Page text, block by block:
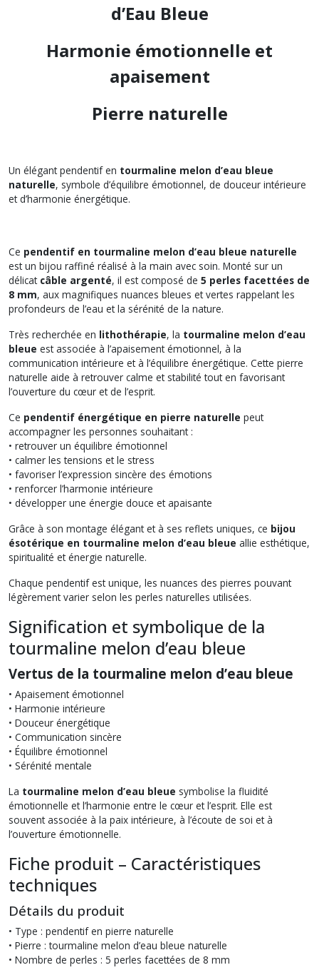
d’Eau Bleue
Harmonie émotionnelle et
apaisement
Pierre naturelle
Un élégant pendentif en tourmaline melon d’eau bleue
naturelle, symbole d’équilibre émotionnel, de douceur intérieure
et d’harmonie énergétique.
Ce pendentif en tourmaline melon d’eau bleue naturelle
est un bijou raffiné réalisé à la main avec soin. Monté sur un
délicat câble argenté, il est composé de 5 perles facettées de
8 mm, aux magnifiques nuances bleues et vertes rappelant les
profondeurs de l’eau et la sérénité de la nature.
Très recherchée en lithothérapie, la tourmaline melon d’eau
bleue est associée à l’apaisement émotionnel, à la
communication intérieure et à l’équilibre énergétique. Cette pierre
naturelle aide à retrouver calme et stabilité tout en favorisant
l’ouverture du cœur et de l’esprit.
Ce pendentif énergétique en pierre naturelle peut
accompagner les personnes souhaitant :
• retrouver un équilibre émotionnel
• calmer les tensions et le stress
• favoriser l’expression sincère des émotions
• renforcer l’harmonie intérieure
• développer une énergie douce et apaisante
Grâce à son montage élégant et à ses reflets uniques, ce bijou
ésotérique en tourmaline melon d’eau bleue allie esthétique,
spiritualité et énergie naturelle.
Chaque pendentif est unique, les nuances des pierres pouvant
légèrement varier selon les perles naturelles utilisées.
Signification et symbolique de la
tourmaline melon d’eau bleue
Vertus de la tourmaline melon d’eau bleue
• Apaisement émotionnel
• Harmonie intérieure
• Douceur énergétique
• Communication sincère
• Équilibre émotionnel
• Sérénité mentale
La tourmaline melon d’eau bleue symbolise la fluidité
émotionnelle et l’harmonie entre le cœur et l’esprit. Elle est
souvent associée à la paix intérieure, à l’écoute de soi et à
l’ouverture émotionnelle.
Fiche produit – Caractéristiques
techniques
Détails du produit
• Type : pendentif en pierre naturelle
• Pierre : tourmaline melon d’eau bleue naturelle
• Nombre de perles : 5 perles facettées de 8 mm